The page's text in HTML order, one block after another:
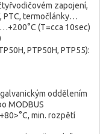
zapojení,
PTC, termočlánky…
(T=cca 10sec)
PTP50H, PTP55):
oddělením
MODBUS
min. rozpětí